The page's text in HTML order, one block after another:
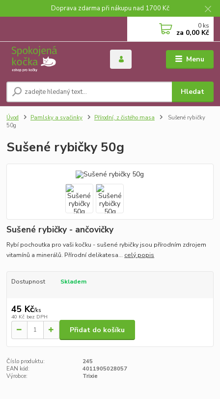
Doprava zdarma při nákupu nad 1700 Kč
Menu
Hledat
0 ks
za 0,00 Kč
Úvod Pamlsky a svačinky Přírodní, z čistého masa
Sušené rybičky
50g
Sušené rybičky 50g
Sušené rybičky - ančovičky
Rybí pochoutka pro vaši kočku - sušené rybičky jsou přírodním zdrojem
vitamínů a minerálů. Přírodní delikatesa... celý popis
Dostupnost Skladem
45 Kč/ks
40 Kč bez DPH
Přidat do košíku
Číslo produktu:
245
EAN kód:
4011905028057
Výrobce:
Trixie